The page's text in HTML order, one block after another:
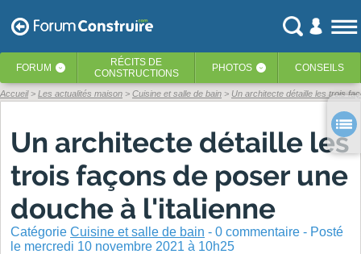
FORUM ‹ RÉCITS DE
CONSTRUCTIONS
PHOTOS ‹ CONSEILS
Accueil Les actualités maison Cuisine et salle de bain Un architecte détaille les trois
Un architecte détaille les
trois façons de poser une
douche à l'italienne
Catégorie Cuisine et salle de bain - 0 commentaire - Posté
le mercredi 10 novembre 2021 à 10h25